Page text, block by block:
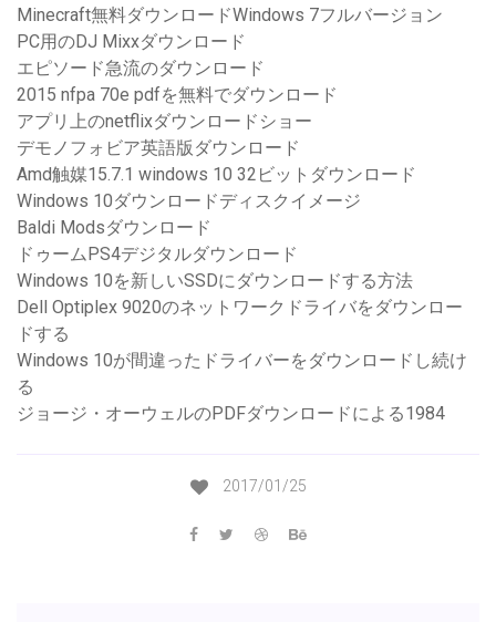
Minecraft無料ダウンロードWindows 7フルバージョン
PC用のDJ Mixxダウンロード
エピソード急流のダウンロード
2015 nfpa 70e pdfを無料でダウンロード
アプリ上のnetflixダウンロードショー
デモノフォビア英語版ダウンロード
Amd触媒15.7.1 windows 10 32ビットダウンロード
Windows 10ダウンロードディスクイメージ
Baldi Modsダウンロード
ドゥームPS4デジタルダウンロード
Windows 10を新しいSSDにダウンロードする方法
Dell Optiplex 9020のネットワークドライバをダウンロー
ドする
Windows 10が間違ったドライバーをダウンロードし続け
る
ジョージ・オーウェルのPDFダウンロードによる1984
2017/01/25